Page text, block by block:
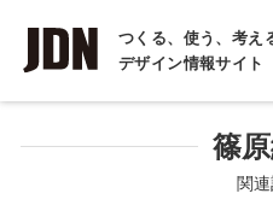
つくる、使う、考え
デザイン情報サイト
INTERVIEW
インタビュー
篠
関